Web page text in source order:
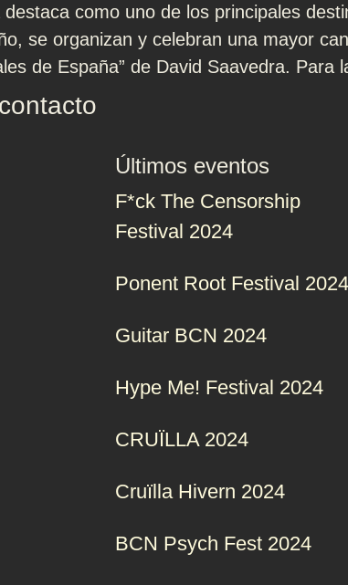
destaca como uno de los principales
se organizan y celebran una mayor
de España” de David Saavedra.
Últimos eventos
F*ck The Censorship
Festival 2024
Ponent Root Festival 2024
Guitar BCN 2024
Hype Me! Festival 2024
CRUÏLLA 2024
Cruïlla Hivern 2024
BCN Psych Fest 2024